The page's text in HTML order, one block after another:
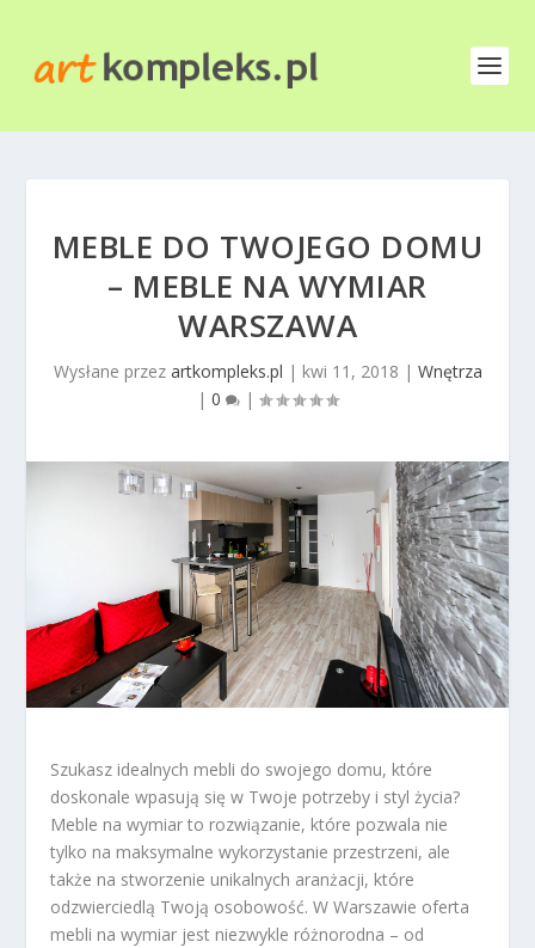
MEBLE DO TWOJEGO DOMU
– MEBLE NA WYMIAR
WARSZAWA
Wysłane przez artkompleks.pl | kwi 11, 2018 | Wnętrza
| 0 |
Szukasz idealnych mebli do swojego domu, które
doskonale wpasują się w Twoje potrzeby i styl życia?
Meble na wymiar to rozwiązanie, które pozwala nie
tylko na maksymalne wykorzystanie przestrzeni, ale
także na stworzenie unikalnych aranżacji, które
odzwierciedlą Twoją osobowość. W Warszawie oferta
mebli na wymiar jest niezwykle różnorodna – od